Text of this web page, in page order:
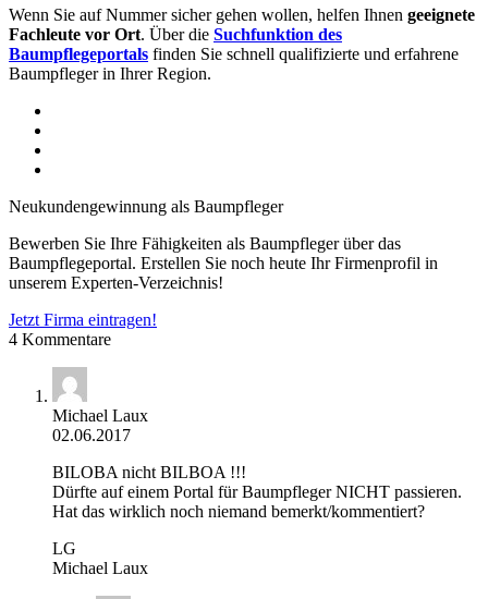
Wenn Sie auf Nummer sicher gehen wollen, helfen Ihnen geeignete
Fachleute vor Ort. Über die Suchfunktion des
Baumpflegeportals finden Sie schnell qualifizierte und erfahrene
Baumpfleger in Ihrer Region.
Neukundengewinnung als Baumpfleger
Bewerben Sie Ihre Fähigkeiten als Baumpfleger über das
Baumpflegeportal. Erstellen Sie noch heute Ihr Firmenprofil in
unserem Experten-Verzeichnis!
Jetzt Firma eintragen!
4 Kommentare
Michael Laux
02.06.2017
BILOBA nicht BILBOA !!!
Dürfte auf einem Portal für Baumpfleger NICHT passieren.
Hat das wirklich noch niemand bemerkt/kommentiert?
LG
Michael Laux